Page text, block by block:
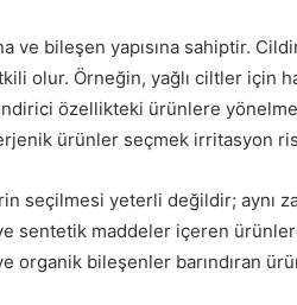
ve bileşen yapısına sahiptir.
olur. Örneğin, yağlı ciltler için
özellikteki ürünlere yönelmek
ürünler seçmek irritasyon
seçilmesi yeterli değildir; aynı
sentetik maddeler içeren
organik bileşenler barındıran